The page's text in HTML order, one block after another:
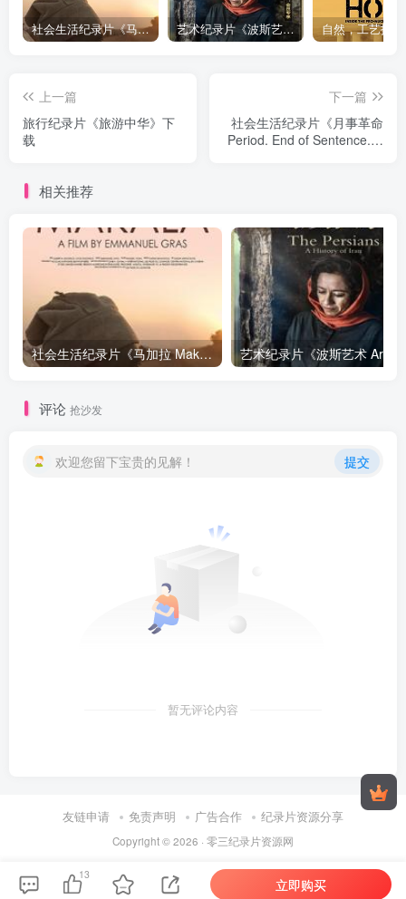
社会生活纪录片《马加拉 Makala》下载 艺术纪录片《波斯艺术 Art of Persia》下载
上一篇
旅行纪录片《旅游中华》下
载
下一篇
社会生活纪录片《月事革命
Period. End of Sentence.》
相关推荐
社会生活纪录片《马加拉 Makala》下载
评论 抢沙发
欢迎您留下宝贵的见解！ 提交
暂无评论内容
友链申请 免责声明 广告合作 纪录片资源分享
Copyright © 2026 · 零三纪录片资源网
13
立即购买